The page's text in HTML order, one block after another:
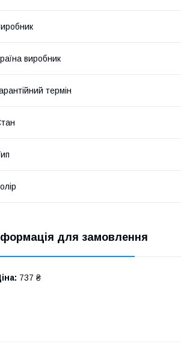
виробник
термін
для замовлення
737 ₴